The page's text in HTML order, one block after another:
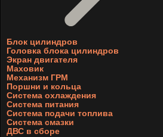
Блок цилиндров
Головка блока цилиндров
Экран двигателя
Маховик
Механизм ГРМ
Поршни и кольца
Система охлаждения
Система питания
Система подачи топлива
Система смазки
ДВС в сборе